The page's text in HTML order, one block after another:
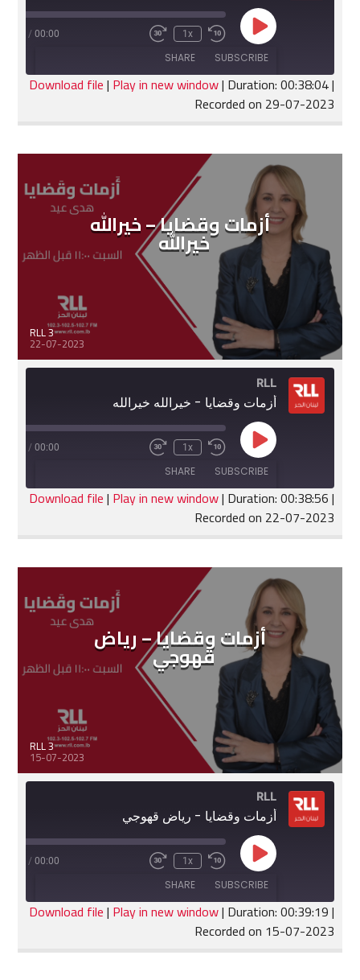
Play
Episode
Rewind
10
Seconds
1x
Fast
seconds
00:00
/
SUBSCRIBE
SHARE
RSS FEED
SHARE
EMBED
Download file| Play in new window| Duration: 00:38:04|
Recorded on 29-07-2023
أزمات وقضايا – خيرالله
خيرالله
RLL 3
22-07-2023
RLL
أزمات وقضايا - خيرالله خيرالله
Play
Episode
Rewind
10
Seconds
1x
Fast
seconds
00:00
/
SUBSCRIBE
SHARE
RSS FEED
SHARE
EMBED
Download file| Play in new window| Duration: 00:38:56|
Recorded on 22-07-2023
أزمات وقضايا – رياض
قهوجي
RLL 3
15-07-2023
RLL
أزمات وقضايا - رياض قهوجي
Play
Episode
Rewind
10
Seconds
1x
Fast
seconds
00:00
/
SUBSCRIBE
SHARE
RSS FEED
SHARE
Download file| Play in new window| Duration: 00:39:19|
Recorded on 15-07-2023